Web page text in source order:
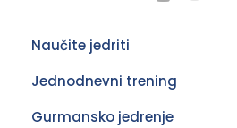
Naučite jedriti
Jednodnevni trening
Gurmansko jedrenje